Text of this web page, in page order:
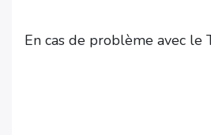
En cas de problème avec le